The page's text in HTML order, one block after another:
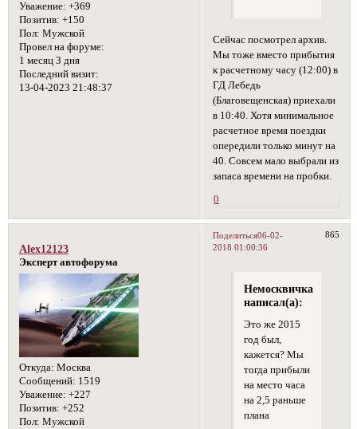
Уважение: +369
Позитив: +150
Пол: Мужской
Провел на форуме:
1 месяц 3 дня
Последний визит:
13-04-2023 21:48:37
Сейчас посмотрел архив.
Мы тоже вместо прибытия
к расчетному часу (12:00) в
ГД Лебедь
(Благовещенская) приехали
в 10:40. Хотя минимальное
расчетное время поездки
опередили только минут на
40. Совсем мало выбрали из
запаса времени на пробки.
0
Поделиться 865
06-02-
2018 01:00:36
Alex12123
Эксперт автофорума
Откуда: Москва
Сообщений: 1519
Уважение: +227
Позитив: +252
Пол: Мужской
Немосквичка
написал(а):
Это же 2015
год был,
кажется? Мы
тогда прибыли
на место часа
на 2,5 раньше
плана